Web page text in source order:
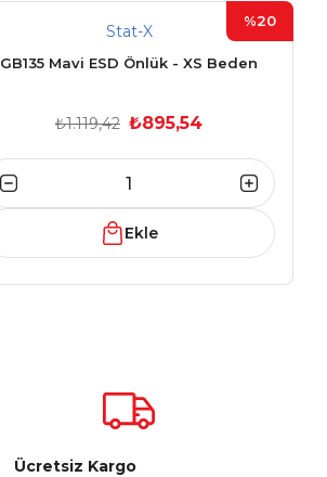
%20
Stat-X
GB135 Mavi ESD Önlük - XS Beden
₺1.119,42 ₺895,54
Ekle
Ücretsiz Kargo